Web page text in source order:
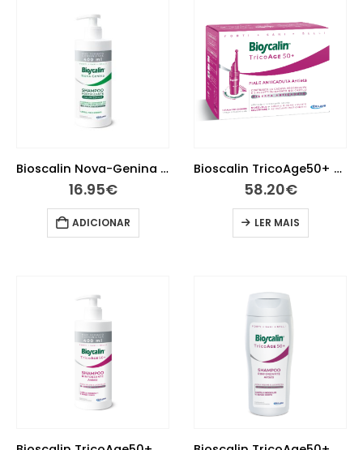
Bioscalin Nova-Genina Champo Fortificante Volumizante 400Ml
16.95€
ADICIONAR
Bioscalin TricoAge50+ Ampolas Anti-Queda
58.20€
LER MAIS